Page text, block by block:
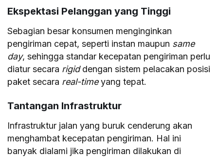
Ekspektasi Pelanggan yang Tinggi
Sebagian besar konsumen menginginkan
pengiriman cepat, seperti instan maupun same
day, sehingga standar kecepatan pengiriman perlu
diatur secara rigiddengan sistem pelacakan posisi
paket secara real-timeyang tepat.
Tantangan Infrastruktur
Infrastruktur jalan yang buruk cenderung akan
menghambat kecepatan pengiriman. Hal ini
banyak dialami jika pengiriman dilakukan di